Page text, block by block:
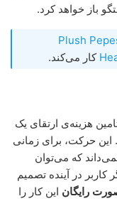
باز خواهد کرد.
Plush
کار می‌کند.
هزینه‌ی ارتقای یک
این حرکت، برای زمانی
که می‌توان
کاربر در آینده تصمیم
رایگان این کار را